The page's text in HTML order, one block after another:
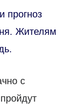
прогноз
Жителям
с